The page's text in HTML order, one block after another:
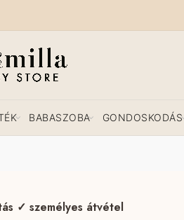
BABASZOBA GONDOSKODÁS
✓ személyes átvétel